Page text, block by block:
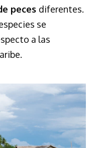
peces diferentes.
se
a las